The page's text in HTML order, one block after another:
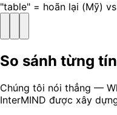
"table" = hoãn lại (Mỹ)
So sánh từng
Chúng tôi nói thẳng —
InterMIND được xây